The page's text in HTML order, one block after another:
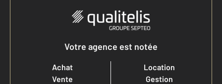
Votre agence est notée
Achat
Vente
Location
Gestion